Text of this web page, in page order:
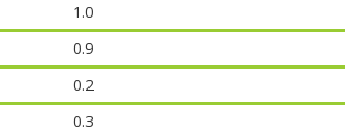
1.0
0.9
0.2
0.3